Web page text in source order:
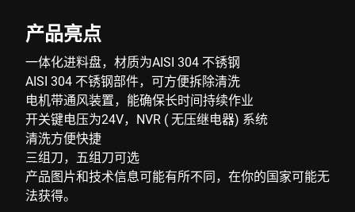
产品亮点
一体化进料盘，材质为AISI 304 不锈钢
AISI 304 不锈钢部件，可方便拆除清洗
电机带通风装置，能确保长时间持续作业
开关键电压为24V，NVR ( 无压继电器) 系统
清洗方便快捷
三组刀，五组刀可选
产品图片和技术信息可能有所不同，在你的国家可能无
法获得。